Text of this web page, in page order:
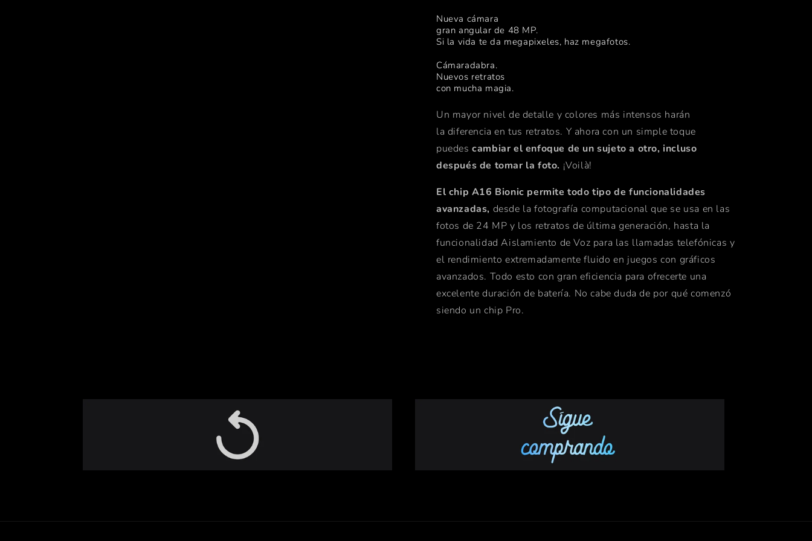
Nueva cámara
gran angular de 48 MP.
Si la vida te da megapixeles, haz megafotos.
Cámaradabra.
Nuevos retratos
con mucha magia.
Un mayor nivel de detalle y colores más intensos harán
la diferencia en tus retratos. Y ahora con un simple toque
puedes cambiar el enfoque de un sujeto a otro, incluso
después de tomar la foto. ¡Voilà!
El chip A16 Bionic permite todo tipo de funcionalidades
avanzadas, desde la fotografía computacional que se usa en las
fotos de 24 MP y los retratos de última generación, hasta la
funcionalidad Aislamiento de Voz para las llamadas telefónicas y
el rendimiento extremadamente fluido en juegos con gráficos
avanzados. Todo esto con gran eficiencia para ofrecerte una
excelente duración de batería. No cabe duda de por qué comenzó
siendo un chip Pro.